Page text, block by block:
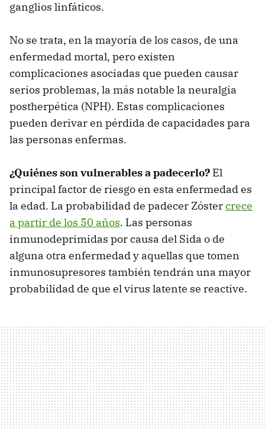
ganglios linfáticos.
No se trata, en la mayoría de los casos, de una
enfermedad mortal, pero existen
complicaciones asociadas que pueden causar
serios problemas, la más notable la neuralgia
postherpética (NPH). Estas complicaciones
pueden derivar en pérdida de capacidades para
las personas enfermas.
¿Quiénes son vulnerables a padecerlo? El
principal factor de riesgo en esta enfermedad es
la edad. La probabilidad de padecer Zóstercrece
a partir de los 50 años. Las personas
inmunodeprimidas por causa del Sida o de
alguna otra enfermedad y aquellas que tomen
inmunosupresores también tendrán una mayor
probabilidad de que el virus latente se reactive.